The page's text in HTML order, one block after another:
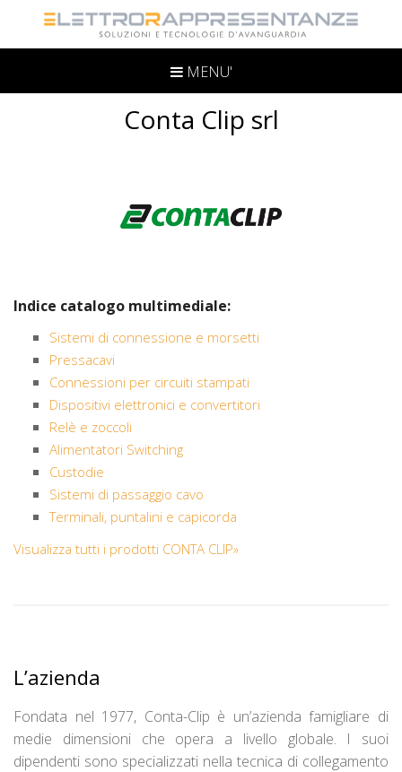
MENU'
Conta Clip srl
Indice catalogo multimediale:
Sistemi di connessione e morsetti
Pressacavi
Connessioni per circuiti stampati
Dispositivi elettronici e convertitori
Relè e zoccoli
Alimentatori Switching
Custodie
Sistemi di passaggio cavo
Terminali, puntalini e capicorda
Visualizza tutti i prodotti CONTA CLIP»
L’azienda
Fondata nel 1977, Conta-Clip è un’azienda famigliare di
medie dimensioni che opera a livello globale. I suoi
dipendenti sono specializzati nella tecnica di collegamento